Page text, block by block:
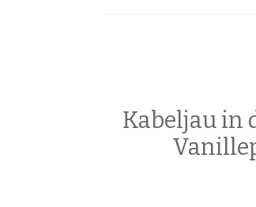
Kabeljau in